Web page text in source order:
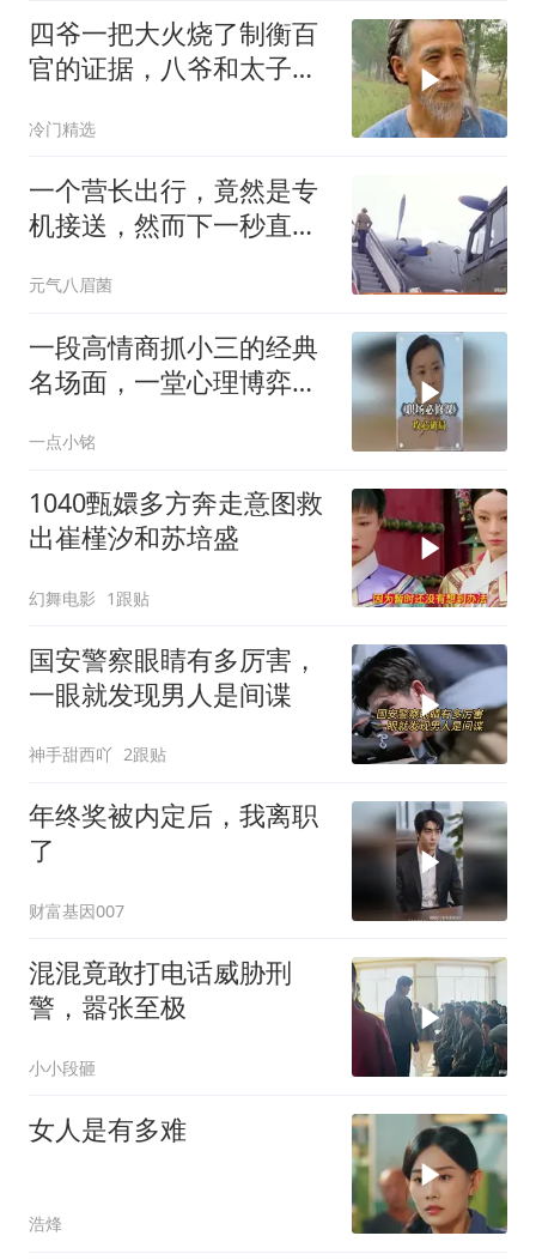
四爷一把大火烧了制衡百
官的证据，八爷和太子有
冷门精选
一个营长出行，竟然是专
机接送，然而下一秒直接
元气八眉菌
一段高情商抓小三的经典
名场面，一堂心理博弈的
一点小铭
1040甄嬛多方奔走意图救
出崔槿汐和苏培盛
幻舞电影 1跟贴
国安警察眼睛有多厉害，
一眼就发现男人是间谍
神手甜西吖 2跟贴
年终奖被内定后，我离职
了
财富基因007
混混竟敢打电话威胁刑
警，嚣张至极
小小段砸
女人是有多难
浩烽